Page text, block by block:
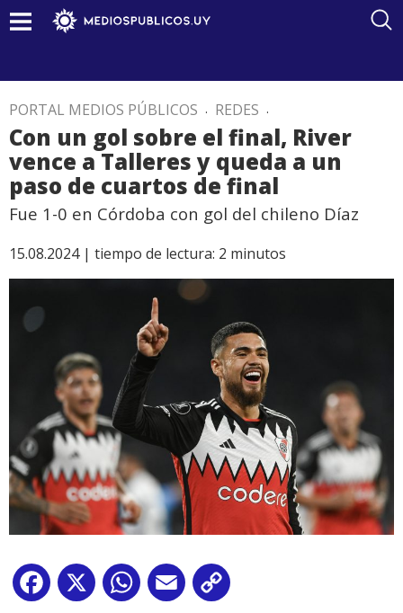
PORTAL MEDIOS PÚBLICOS . REDES .
Con un gol sobre el final, River
vence a Talleres y queda a un
paso de cuartos de final
Fue 1-0 en Córdoba con gol del chileno Díaz
15.08.2024 | tiempo de lectura: 2 minutos
Facebook
X WhatsApp
Email